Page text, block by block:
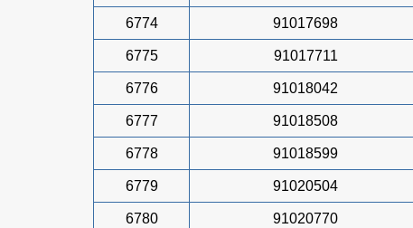
6774 91017698
6775 91017711
6776 91018042
6777 91018508
6778 91018599
6779 91020504
6780 91020770